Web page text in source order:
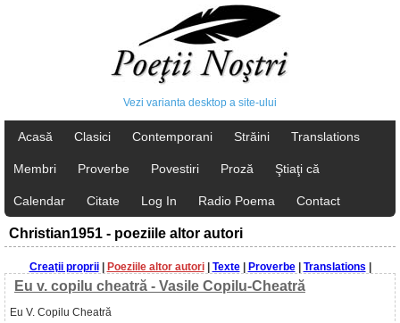
Vezi varianta desktop a site-ului
Acasă Clasici Contemporani Străini Translations
Membri Proverbe Povestiri Proză Ştiaţi că
Calendar Citate Log In Radio Poema Contact
Christian1951 - poeziile altor autori
Creaţii proprii| Poeziile altor autori| Texte| Proverbe| Translations
Eu v. copilu cheatră - Vasile Copilu-Cheatră
Eu V. Copilu Cheatră